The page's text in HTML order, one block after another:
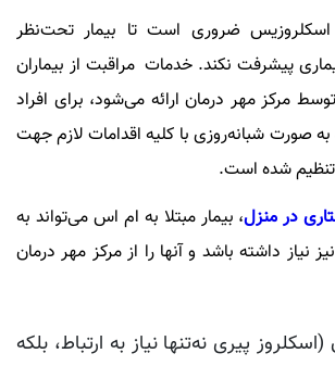
اسکلروزیس ضروری است تا بیمار تحت‌نظر
پیشرفت نکند. خدمات مراقبت از بیماران
مرکز مهر درمان ارائه می‌شود، برای افراد
صورت شبانه‌روزی با کلیه اقدامات لازم جهت
تنظیم شده است.
در منزل، بیمار مبتلا به ام اس می‌تواند به
نیاز داشته باشد و آنها را از مرکز مهر درمان
پیری نه‌تنها نیاز به ارتباط، بلکه